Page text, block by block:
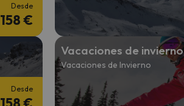
Desde
158 €
Desde
Vacaciones de invierno
Vacaciones de Invierno